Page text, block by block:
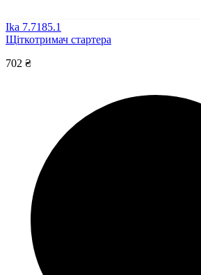
Ika 7.7185.1
Щіткотримач стартера
702 ₴